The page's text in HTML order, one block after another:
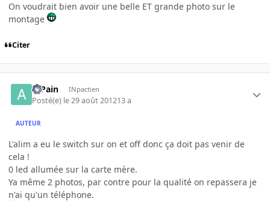
On voudrait bien avoir une belle ET grande photo sur le
montage
Citer
atPain INpactien
Posté(e) le 29 août 201213 a
AUTEUR
L'alim a eu le switch sur on et off donc ça doit pas venir de
cela !
0 led allumée sur la carte mère.
Ya même 2 photos, par contre pour la qualité on repassera je
n'ai qu'un téléphone.